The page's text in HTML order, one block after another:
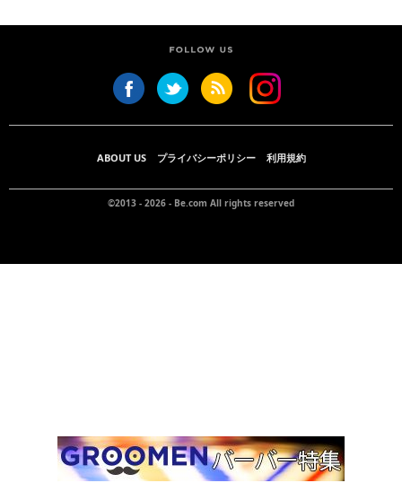
ダイエット
理容室
ABOUT US プライバシーポリシー 利用規約
©2013 - 2026 - Be.com All rights reserved